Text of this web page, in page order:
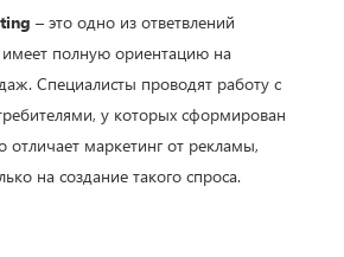
– это одно из ответвлений
имеет полную ориентацию на
Специалисты проводят работу с
у которых сформирован
отличает маркетинг от рекламы,
на создание такого спроса.